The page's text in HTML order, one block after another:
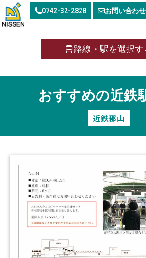
内
容
を
0742-32-2828 お問い合わせ
路線・駅を選択す
おすすめの近鉄
近鉄郡山